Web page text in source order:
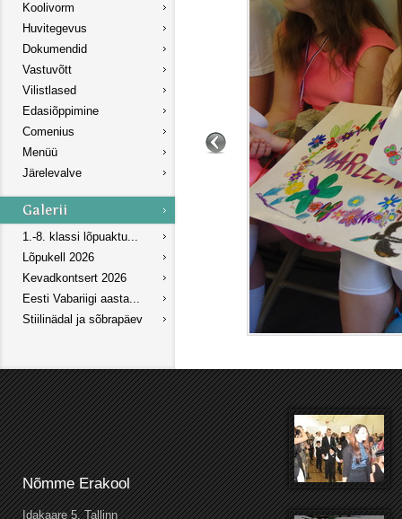
Koolivorm
Huvitegevus
Dokumendid
Vastuvõtt
Vilistlased
Edasiõppimine
Comenius
Menüü
Järelevalve
1.-8. klassi lõpuaktu...
Lõpukell 2026
Kevadkontsert 2026
Eesti Vabariigi aasta...
Stiilinädal ja sõbrapäev
Nõmme Erakool
Idakaare 5, Tallinn